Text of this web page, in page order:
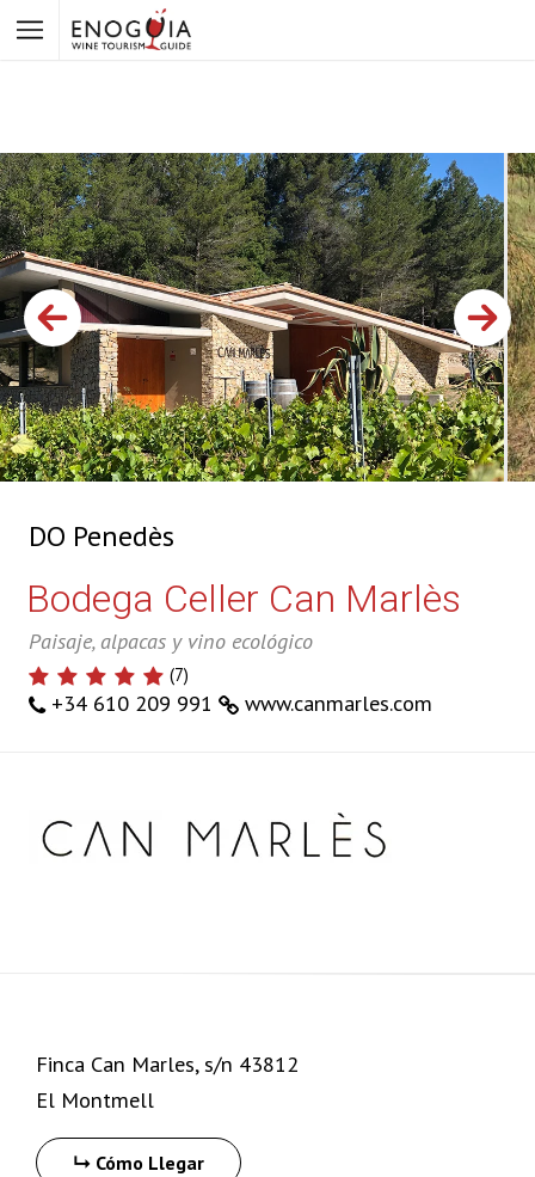
DO Penedès
Bodega Celler Can Marlès
Paisaje, alpacas y vino ecológico
(7)
+34 610 209 991 www.canmarles.com
Finca Can Marles, s/n 43812
El Montmell
Cómo Llegar